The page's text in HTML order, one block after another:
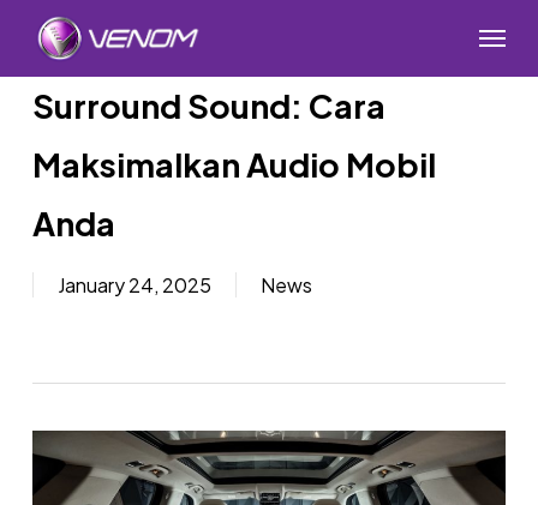
content
Menu
Surround Sound: Cara
Maksimalkan Audio Mobil
Anda
January 24, 2025 News